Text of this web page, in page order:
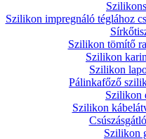
Szilikon impregnáló téglához
Szilikon tömítő
Szilikon
Szilikon
Pálinkafőző
Szilikon
Szilikon
Szilikon